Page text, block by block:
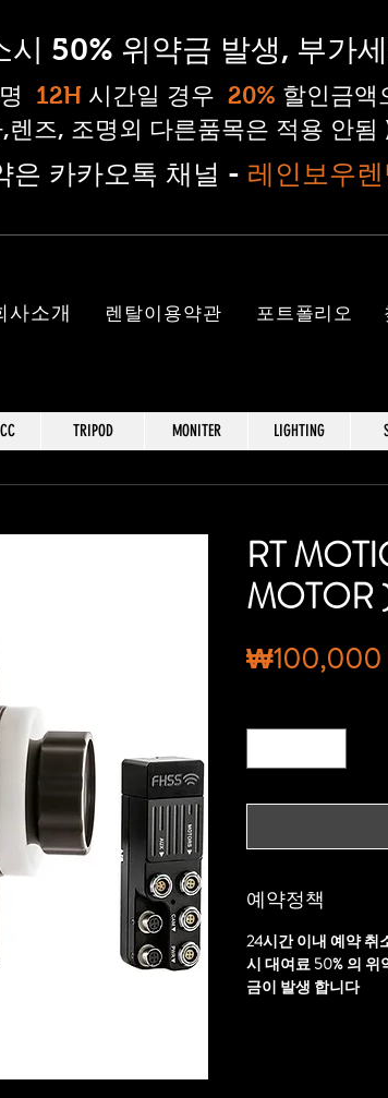
시 50% 위약금 발생, 부가
12H시간일 경우 20% 할인금액
렌즈, 조명외 다른품목은 적용 안됨
은 카카오톡 채널 - 레인보우
사소개 렌탈이용약관 포트폴리오
TRIPOD MONITER LIGHTING
RT
MOTOR
₩100,000
예약정책
24시간 이내 예약 취
시 대여료 50% 의 위
금이 발생 합니다